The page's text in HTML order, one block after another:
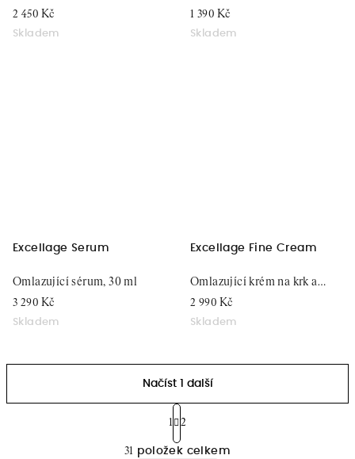
2 450 Kč
Skladem
30 ml
1 390 Kč
Skladem
75 ml
Excellage Serum
3 290 Kč
Skladem
Omlazující sérum, 30 ml
Excellage Fine Cream
2 990 Kč
Skladem
Omlazující krém na krk a
dekolt, 50 ml
O
Načíst 1 další
S
t
r
á
1 2
31 položek celkem